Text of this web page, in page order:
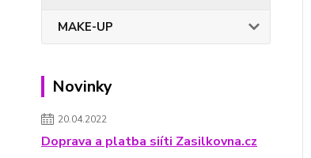
MAKE-UP
Novinky
20.04.2022
Doprava a platba siíti Zasilkovna.cz